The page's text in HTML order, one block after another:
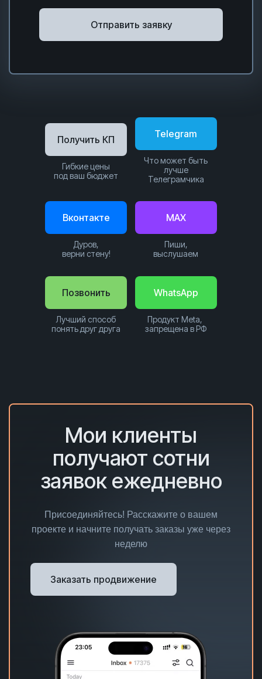
Отправить заявку
Позвонить
Лучший способ
понять друг друга
WhatsApp
Продукт Meta,
запрещена в РФ
Telegram
Что может быть
лучше
Телеграмчика
Вконтакте
Дуров,
верни стену!
Получить КП
Гибкие цены
под ваш бюджет
MAX
Пиши,
выслушаем
Мои клиенты
получают сотни
заявок ежедневно
Присоединяйтесь! Расскажите о вашем
проекте и начните получать заказы уже через
неделю
Заказать продвижение